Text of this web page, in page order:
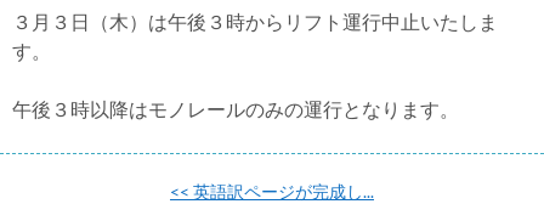
ッ
プ
３月３日（木）は午後３時からリフト運行中止いたしま
す。
午後３時以降はモノレールのみの運行となります。
<< 英語訳ページが完成し...